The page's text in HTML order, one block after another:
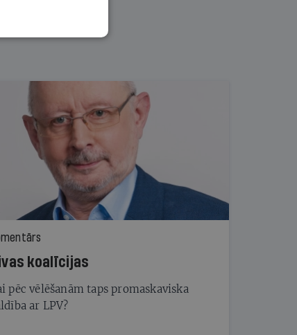
koalīcijas
pēc vēlēšanām taps promaskaviska
ar LPV?